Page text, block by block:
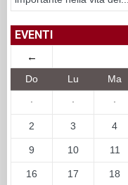
EVENTI
←
Do Lu Ma
· · ·
2 3 4
9 10 11
16 17 18